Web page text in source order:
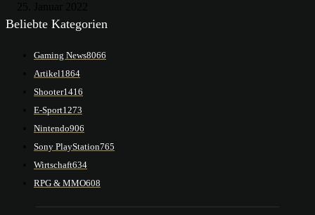
Beliebte Kategorien
Gaming News8066
Artikel1864
Shooter1416
E-Sport1273
Nintendo906
Sony PlayStation765
Wirtschaft634
RPG & MMO608